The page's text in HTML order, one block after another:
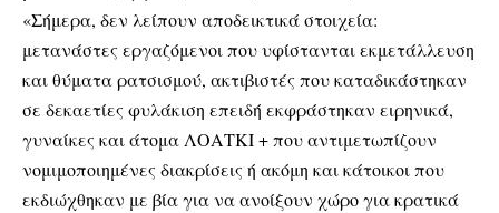
«Σήμερα, δεν λείπουν αποδεικτικά στοιχεία:
μετανάστες εργαζόμενοι που υφίστανται εκμετάλλευση
και θύματα ρατσισμού, ακτιβιστές που καταδικάστηκαν
σε δεκαετίες φυλάκιση επειδή εκφράστηκαν ειρηνικά,
γυναίκες και άτομα ΛΟΑΤΚΙ + που αντιμετωπίζουν
νομιμοποιημένες διακρίσεις ή ακόμη και κάτοικοι που
εκδιώχθηκαν με βία για να ανοίξουν χώρο για κρατικά